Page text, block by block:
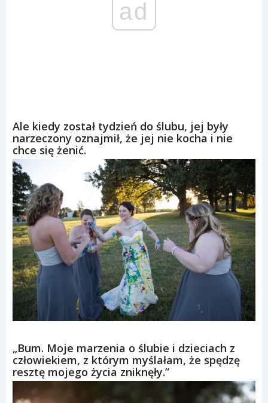
ad
Ale kiedy został tydzień do ślubu, jej były
narzeczony oznajmił, że jej nie kocha i nie
chce się żenić.
„Bum. Moje marzenia o ślubie i dzieciach z
człowiekiem, z którym myślałam, że spędzę
resztę mojego życia zniknęły.”